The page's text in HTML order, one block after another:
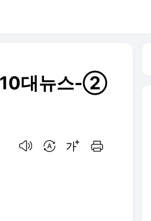
10대뉴스-②